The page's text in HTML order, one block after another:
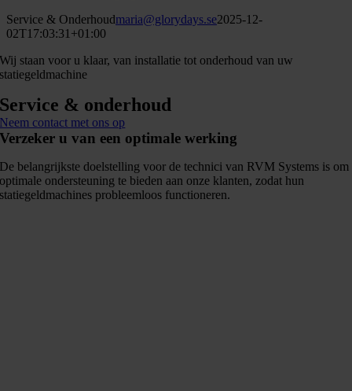
Service & Onderhoudmaria@glorydays.se2025-12-
02T17:03:31+01:00
Wij staan voor u klaar, van installatie tot onderhoud van uw
statiegeldmachine
Service & onderhoud
Neem contact met ons op
Verzeker u van een optimale werking
De belangrijkste doelstelling voor de technici van RVM Systems is om
optimale ondersteuning te bieden aan onze klanten, zodat hun
statiegeldmachines probleemloos functioneren.